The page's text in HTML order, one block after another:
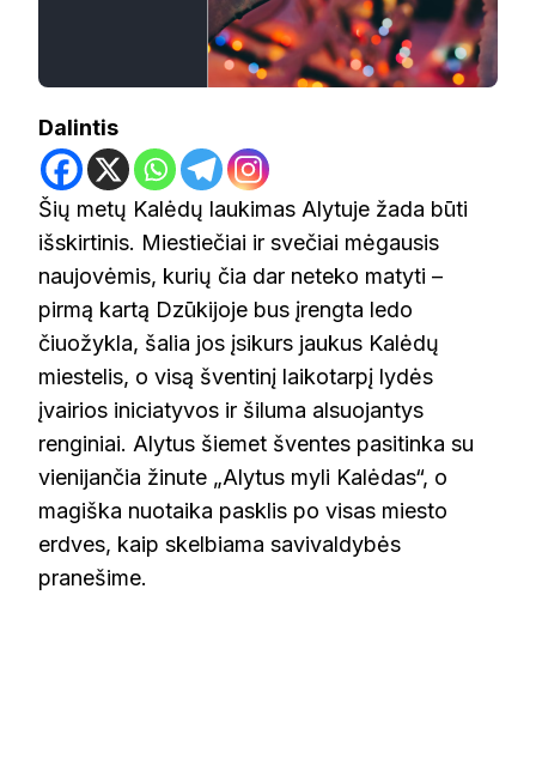
Dalintis
Šių metų Kalėdų laukimas Alytuje žada būti
išskirtinis. Miestiečiai ir svečiai mėgausis
naujovėmis, kurių čia dar neteko matyti –
pirmą kartą Dzūkijoje bus įrengta ledo
čiuožykla, šalia jos įsikurs jaukus Kalėdų
miestelis, o visą šventinį laikotarpį lydės
įvairios iniciatyvos ir šiluma alsuojantys
renginiai. Alytus šiemet šventes pasitinka su
vienijančia žinute „Alytus myli Kalėdas“, o
magiška nuotaika pasklis po visas miesto
erdves, kaip skelbiama savivaldybės
pranešime.